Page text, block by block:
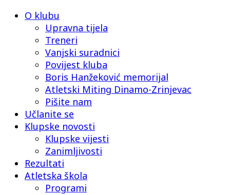
O klubu
Upravna tijela
Treneri
Vanjski suradnici
Povijest kluba
Boris Hanžeković memorijal
Atletski Miting Dinamo-Zrinjevac
Pišite nam
Učlanite se
Klupske novosti
Klupske vijesti
Zanimljivosti
Rezultati
Atletska škola
Programi